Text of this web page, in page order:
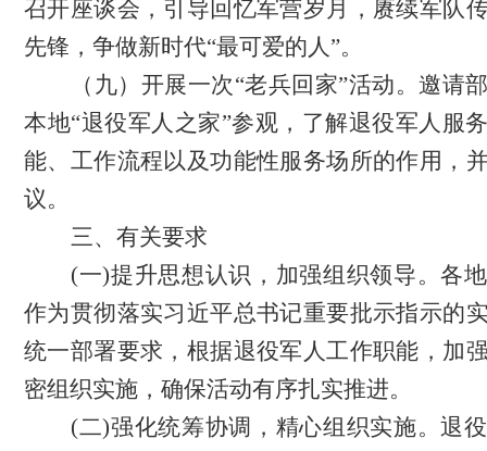
召开座谈会，引导回忆军营岁月，赓续军队
先锋，争做新时代“最可爱的人”。
（九） 开展一次“老兵回家”活动。邀请
本地“退役军人之家”参观，了解退役军人服
能、工作流程以及功能性服务场所的作用，
议。
三、有关要求
(一)提升思想认识 ，加强组织领导。各地
作为贯彻落实习近平总书记重要批示指示的
统一部署要求， 根据退役军人工作职能，加
密组织实施，确保活动有序扎实推进。
(二)强化统筹协调，精心组织实施。退